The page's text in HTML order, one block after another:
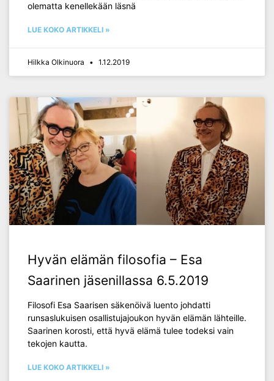
olematta kenellekään läsnä
LUE KOKO ARTIKKELI »
Hilkka Olkinuora 1.12.2019
Hyvän elämän filosofia – Esa
Saarinen jäsenillassa 6.5.2019
Filosofi Esa Saarisen säkenöivä luento johdatti
runsaslukuisen osallistujajoukon hyvän elämän lähteille.
Saarinen korosti, että hyvä elämä tulee todeksi vain
tekojen kautta.
LUE KOKO ARTIKKELI »